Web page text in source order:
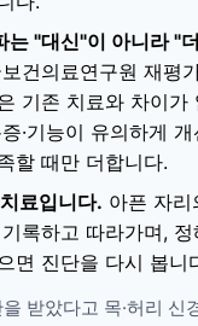
는 "대신"이 아니라 "
건의료연구원 재평
기존 치료와 차이가
·기능이 유의하게
할 때만 더합니다.
료입니다. 아픈 자리
록하고 따라가며,
면 진단을 다시 봅니
받았다고 목·허리 신